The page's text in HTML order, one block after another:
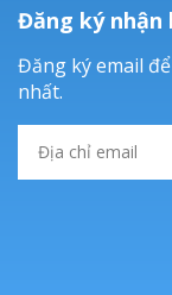
Đăng ký nhận
Đăng ký email
nhất.